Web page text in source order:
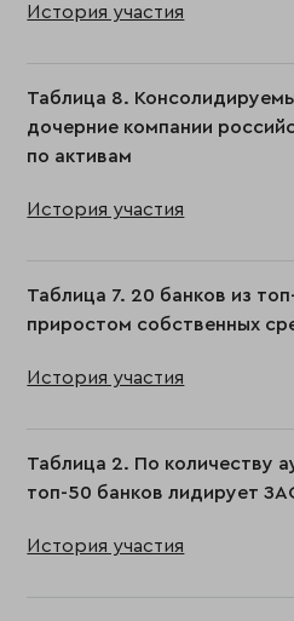
История участия
Таблица 8.
дочерние компании
по активам
История участия
Таблица 7. 20 банков из
приростом собственных
История участия
Таблица 2. По количеству
топ-50 банков лидирует
История участия